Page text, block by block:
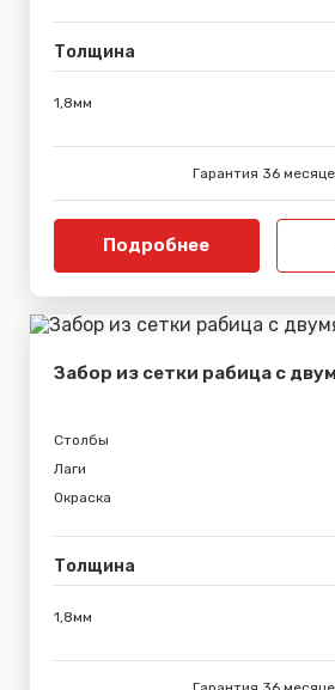
Толщина
1,8мм
Гарантия 36
Подробнее
Забор из сетки рабица с
Столбы
Лаги
Окраска
Толщина
1,8мм